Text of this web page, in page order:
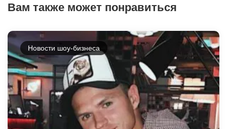
Вам также может понравиться
Новости шоу-бизнеса